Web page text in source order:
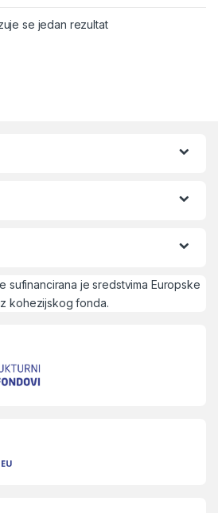
se jedan rezultat
sufinancirana je sredstvima Europske
kohezijskog fonda.